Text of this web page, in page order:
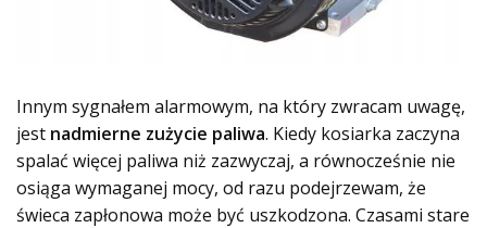
Innym sygnałem alarmowym, na który zwracam uwagę,
jest nadmierne zużycie paliwa. Kiedy kosiarka zaczyna
spalać więcej paliwa niż zazwyczaj, a równocześnie nie
osiąga wymaganej mocy, od razu podejrzewam, że
świeca zapłonowa może być uszkodzona. Czasami stare